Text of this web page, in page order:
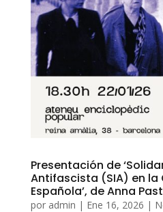
Presentación de
Antifascista (SIA) en la
Española’, de Anna
por admin | Ene 16, 2026 |